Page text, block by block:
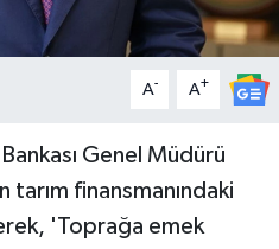
A- A+
Genel Müdürü
tarım finansmanındaki
'Toprağa emek